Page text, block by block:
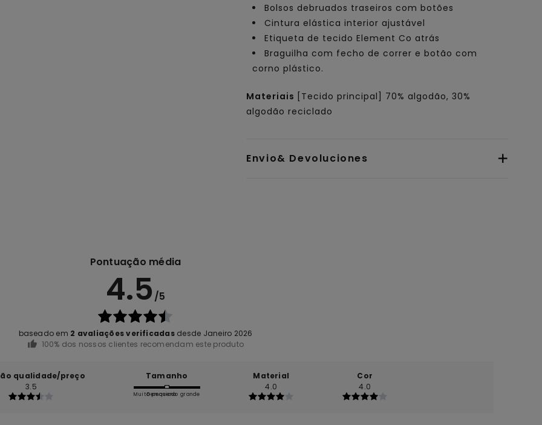
Bolsos debruados traseiros com botões
Cintura elástica interior ajustável
Etiqueta de tecido Element Co atrás
Braguilha com fecho de correr e botão com
corno plástico.
Materiais
[Tecido principal] 70% algodão, 30%
algodão reciclado
Envio& Devoluciones
Pontuação média
4.5 /5
baseado em 2 avaliações verificadasdesde Janeiro 2026
100% dos nossos clientes recomendam este produto
qualidade/preço
3.5
Tamanho
Muito pequeno
Demasiado grande
Material
4.0
Cor
4.0